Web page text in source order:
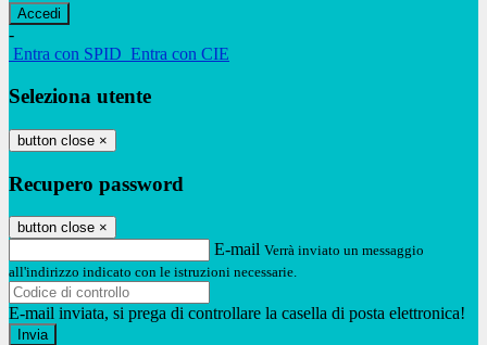
-
Entra con SPID Entra con CIE
Seleziona utente
button close ×
Recupero password
button close ×
E-mail Verrà inviato un messaggio
all'indirizzo indicato con le istruzioni necessarie.
E-mail inviata, si prega di controllare la casella di posta elettronica!